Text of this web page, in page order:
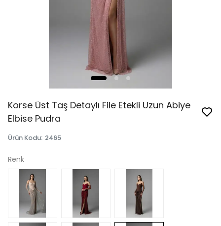
Korse Üst Taş Detaylı File Etekli Uzun Abiye
Elbise Pudra
Ürün Kodu: 2465
Renk